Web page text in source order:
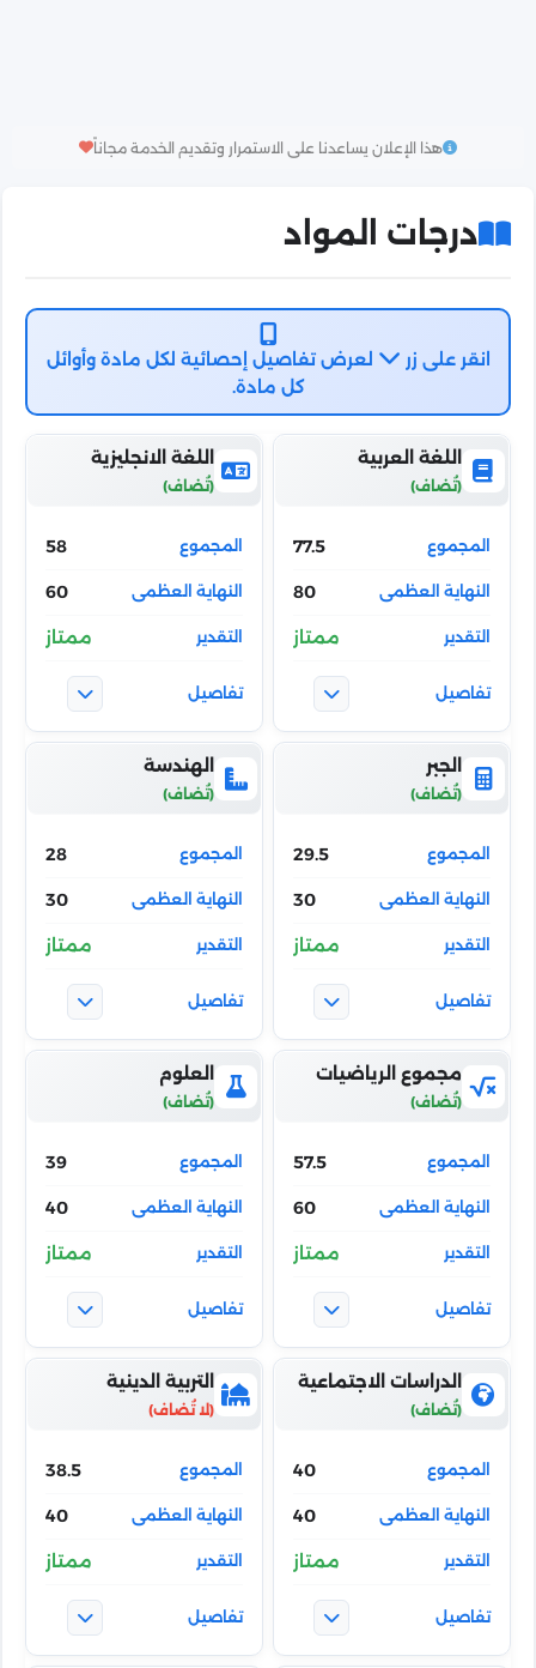
هذا الإعلان يساعدنا على الاستمرار وتقديم الخدمة مجاناً
درجات المواد
انقر على زر
لعرض تفاصيل إحصائية لكل مادة وأوائل
كل مادة.
اللغة العربية
77.5
80
ممتاز
اللغة الانجليزية
58
60
ممتاز
الجبر
29.5
30
ممتاز
الهندسة
28
30
ممتاز
مجموع الرياضيات
57.5
60
ممتاز
العلوم
39
40
ممتاز
الدراسات الاجتماعية
40
40
ممتاز
التربية الدينية
38.5
40
ممتاز